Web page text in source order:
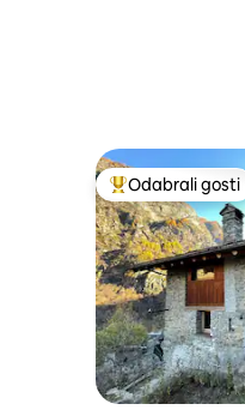
Među najviše
Odabrali gosti